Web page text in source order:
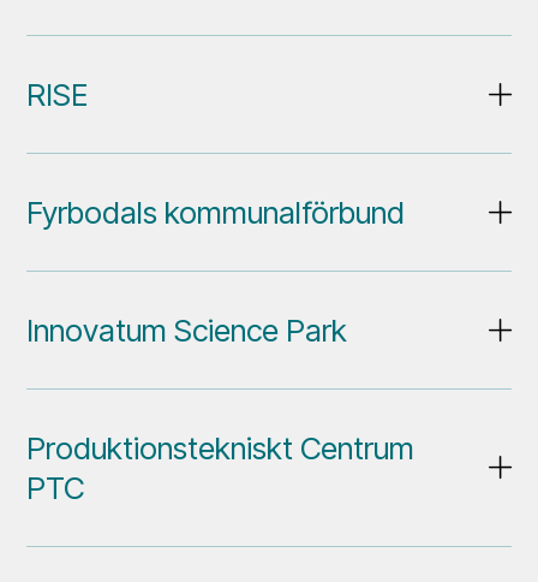
RISE
Fyrbodals kommunalförbund
Innovatum Science Park
Produktionstekniskt Centrum
PTC